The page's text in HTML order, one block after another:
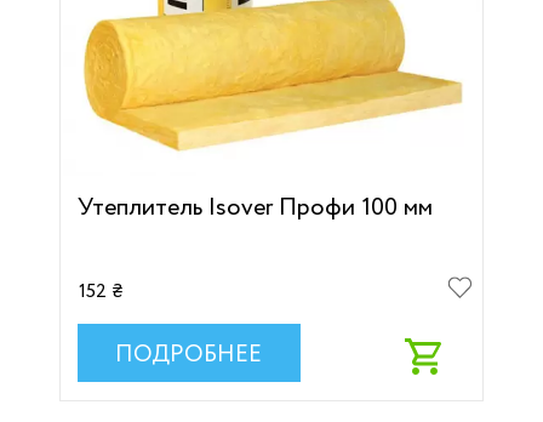
Утеплитель Isover Профи 100 мм
152 ₴
ПОДРОБНЕЕ